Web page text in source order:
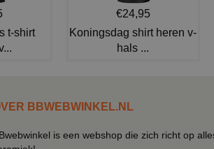
t-shirt
€24,95
Koningsdag shirt heren v-
hals ...
BBWEBWINKEL.NL
is een webshop die zich richt op